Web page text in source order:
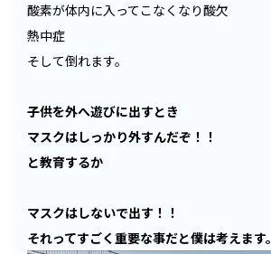
酸素が体内に入ってこなくなり酸欠
熱中症
そして倒れます。
子供を外へ遊びに出すとき
マスクはしっかり外すんだぞ！！
と教育するか
マスクはしないで出す！！
それってすごく重要な事だと僕は考えます。